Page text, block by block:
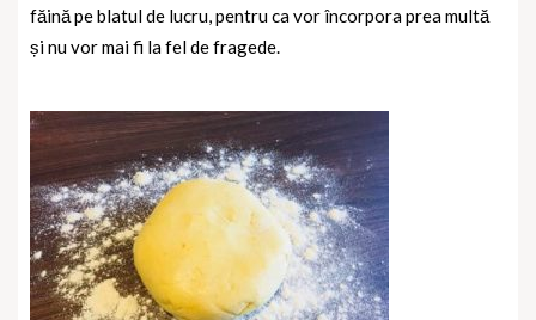
făină pe blatul de lucru, pentru ca vor încorpora prea multă
și nu vor mai fi la fel de fragede.